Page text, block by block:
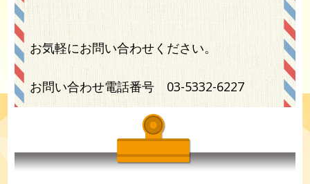
お気軽にお問い合わせください。
お問い合わせ電話番号 03-5332-6227